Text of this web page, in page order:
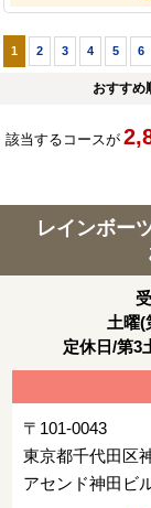
おすすめ
1 2 3 4 5 6
該当するコースが
レインボー
土曜(
定休日/第3
〒101-0043
東京都千代田区
アセンド神田ビ